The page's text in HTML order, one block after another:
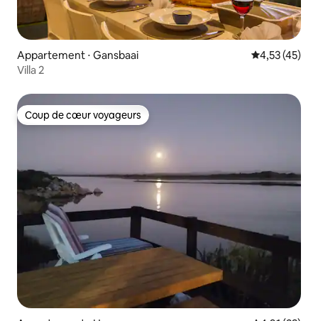
Appartement ⋅ Gansbaai Évaluation
4,53 (45)
Villa 2
Coup de cœur voyageurs
Coup de cœur voyageurs